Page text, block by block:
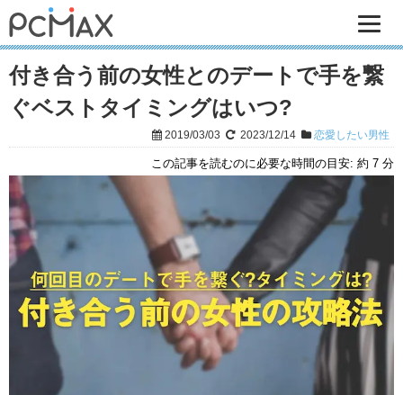
付き合う前の女性とのデートで手を繋
ぐベストタイミングはいつ?
2019/03/03 2023/12/14 恋愛したい男性
この記事を読むのに必要な時間の目安: 約 7 分